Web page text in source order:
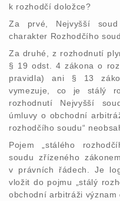
k rozhodčí doložce?
Za prvé, Nejvyšší soud
charakter Rozhodčího
Za druhé, z rozhodnutí
§ 19 odst. 4 zákona o
pravidla) ani § 13
vymezuje, co je stálý
rozhodnutí Nejvyšší
úmluvy o obchodní
rozhodčího soudu“
Pojem „stálého
soudu zřízeného
v právních řádech. Je
vložit do pojmu „stálý
obchodní arbitráži význam